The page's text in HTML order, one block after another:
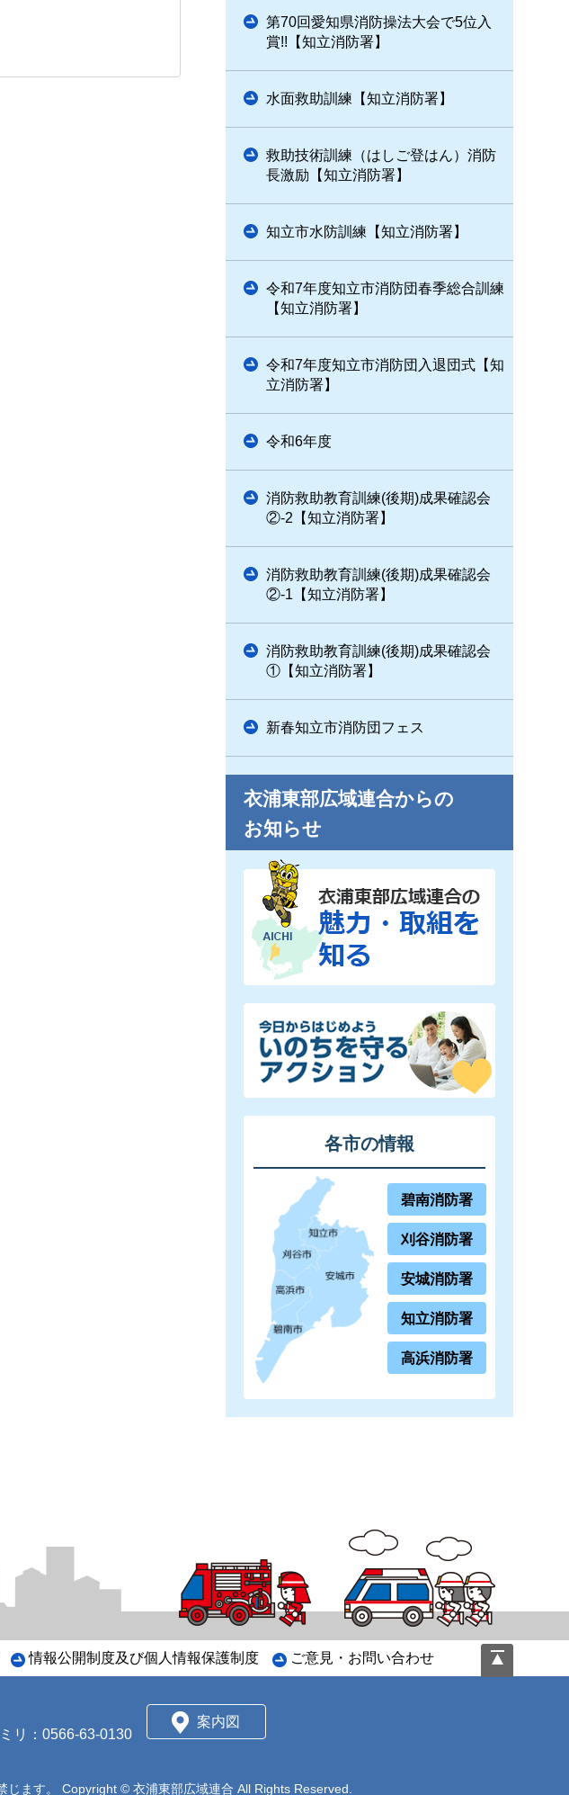
第70回愛知県消防操法大会で5位入
賞!!【知立消防署】
水面救助訓練【知立消防署】
救助技術訓練（はしご登はん）消防
長激励【知立消防署】
知立市水防訓練【知立消防署】
令和7年度知立市消防団春季総合訓練
【知立消防署】
令和7年度知立市消防団入退団式【知
立消防署】
令和6年度
消防救助教育訓練(後期)成果確認会
②-2【知立消防署】
消防救助教育訓練(後期)成果確認会
②-1【知立消防署】
消防救助教育訓練(後期)成果確認会
①【知立消防署】
新春知立市消防団フェス
衣浦東部広域連合からの
お知らせ
各市の情報
碧南消防署
刈谷消防署
安城消防署
知立消防署
高浜消防署
情報公開制度及び個人情報保護制度 ご意見・お問い合わせ
ー
リ：0566-63-0130
案内図
ます。 Copyright © 衣浦東部広域連合 All Rights Reserved.